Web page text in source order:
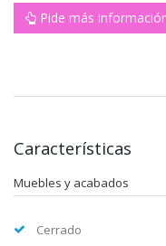
Pide más
Características
Muebles y acabados
Cerrado